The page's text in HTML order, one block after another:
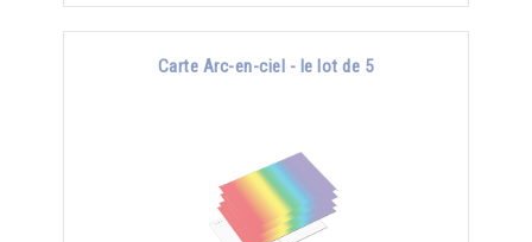
Carte Arc-en-ciel - le lot de 5